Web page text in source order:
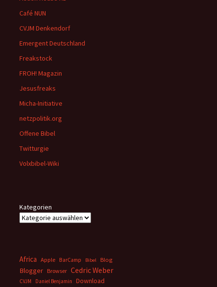
Café NUN
CVJM Denkendorf
Emergent Deutschland
Freakstock
FROH! Magazin
Jesusfreaks
Micha-Initiative
netzpolitik.org
Offene Bibel
Twitturgie
Volxbibel-Wiki
Kategorien
Africa Apple BarCamp Bibel Blog
Blogger Browser Cedric Weber
CVJM Daniel Benjamin Download